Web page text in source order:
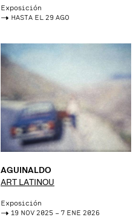
Exposición
-> HASTA EL 29 AGO
AGUINALDO
ART LATINOU
Exposición
-> 19 NOV 2025 – 7 ENE 2026